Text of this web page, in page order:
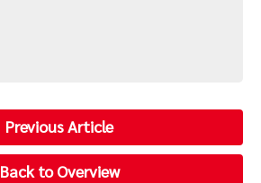
Previous Article
Back to Overview